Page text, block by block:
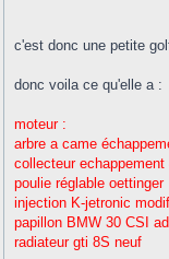
c'est donc une petite
donc voila ce qu'elle a :
moteur :
arbre a came
collecteur
poulie réglable oettinger
injection K-jetronic
papillon BMW 30 CSI
radiateur gti 8S neuf